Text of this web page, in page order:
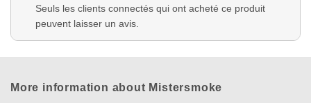
Seuls les clients connectés qui ont acheté ce produit
peuvent laisser un avis.
More information about Mistersmoke